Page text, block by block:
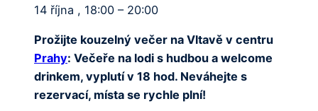
14 října , 18:00 – 20:00
Prožijte kouzelný večer na Vltavě v centru
Prahy: Večeře na lodi s hudbou a welcome
drinkem, vyplutí v 18 hod. Neváhejte s
rezervací, místa se rychle plní!